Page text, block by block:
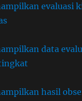
evaluasi
data
hasil